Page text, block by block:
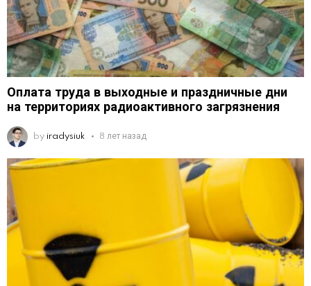
Оплата труда в выходные и праздничные дни
на территориях радиоактивного загрязнения
by iradysiuk 8 лет назад